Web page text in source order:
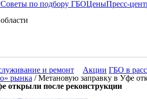
Советы по подбору ГБОЦеныПресс-
и ремонт Акции ГБО в
рынка / Метановую заправку в Уфе
открыли после реконструкции